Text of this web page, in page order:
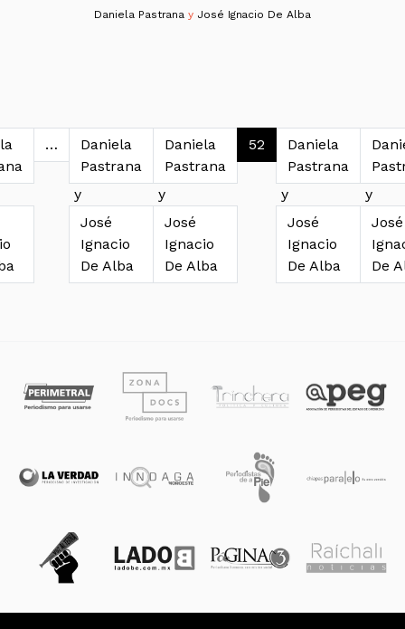
Daniela Pastrana y José Ignacio De Alba
entradas
…
Daniela
Pastrana
y
José
Ignacio
De Alba
Daniela
Pastrana
y
José
Ignacio
De Alba
52
Daniela
Pastrana
y
José
Ignacio
De Alba
y
José
De